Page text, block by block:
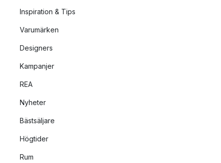
Inspiration & Tips
Varumärken
Designers
Kampanjer
REA
Nyheter
Bästsäljare
Högtider
Rum